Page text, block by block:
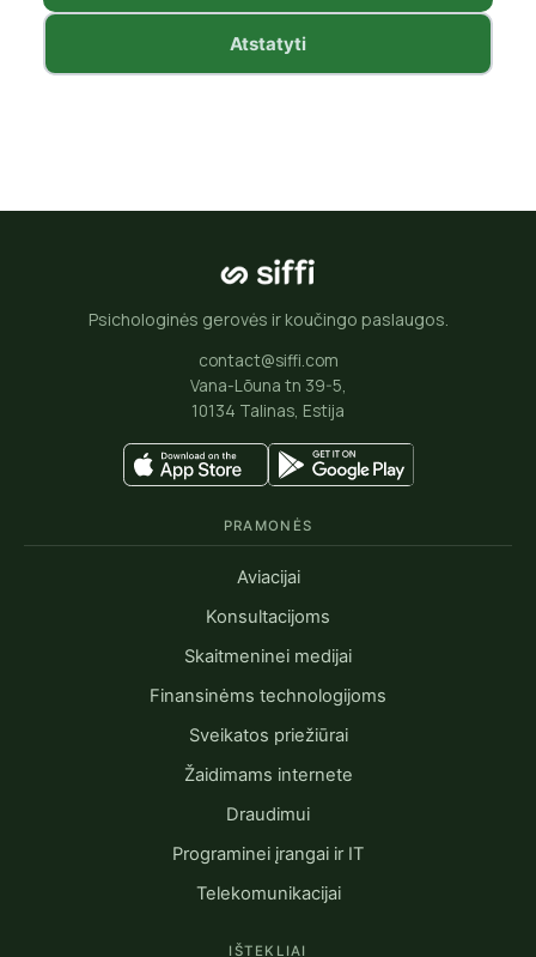
Atstatyti
Psichologinės gerovės ir koučingo paslaugos.
contact@siffi.com
Vana-Lõuna tn 39-5,
10134 Talinas, Estija
PRAMONĖS
Aviacijai
Konsultacijoms
Skaitmeninei medijai
Finansinėms technologijoms
Sveikatos priežiūrai
Žaidimams internete
Draudimui
Programinei įrangai ir IT
Telekomunikacijai
IŠTEKLIAI